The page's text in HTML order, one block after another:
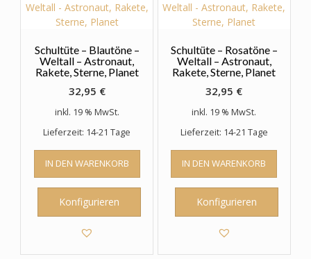
Schultüte – Blautöne –
Weltall – Astronaut,
Rakete, Sterne, Planet
32,95 €
inkl. 19 % MwSt.
Lieferzeit: 14-21 Tage
IN DEN WARENKORB
Konfigurieren
Schultüte – Rosatöne –
Weltall – Astronaut,
Rakete, Sterne, Planet
32,95 €
inkl. 19 % MwSt.
Lieferzeit: 14-21 Tage
IN DEN WARENKORB
Konfigurieren